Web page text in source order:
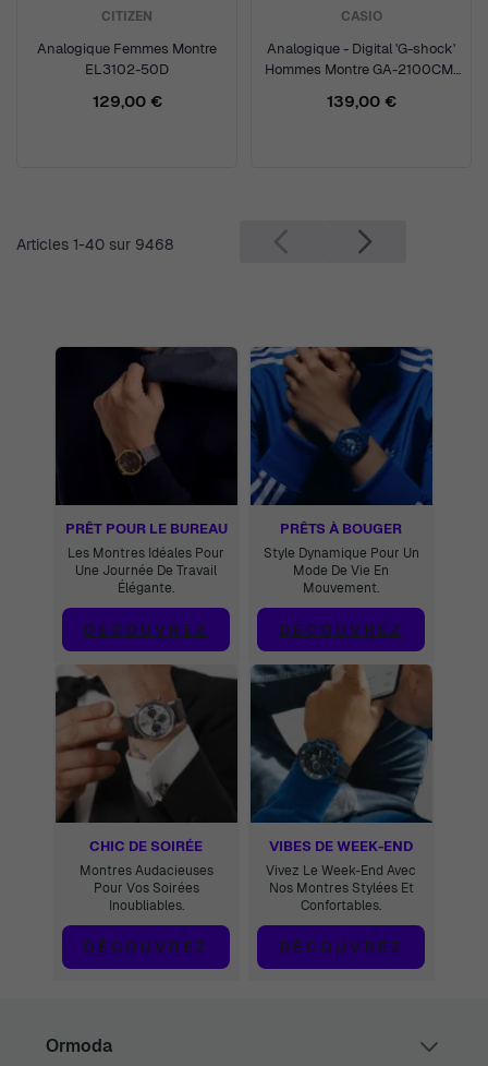
CITIZEN
Analogique Femmes Montre
EL3102-50D
129,00 €
CASIO
Analogique - Digital 'G-shock'
Hommes Montre GA-2100CM-
139,00 €
Articles 1-40 sur 9468
PRÊT POUR LE BUREAU
Les Montres Idéales Pour
Une Journée De Travail
Élégante.
DÉCOUVREZ
PRÊTS À BOUGER
Style Dynamique Pour Un
Mode De Vie En
Mouvement.
DÉCOUVREZ
CHIC DE SOIRÉE
Montres Audacieuses
Pour Vos Soirées
Inoubliables.
DÉCOUVREZ
VIBES DE WEEK-END
Vivez Le Week-End Avec
Nos Montres Stylées Et
Confortables.
DÉCOUVREZ
Ormoda